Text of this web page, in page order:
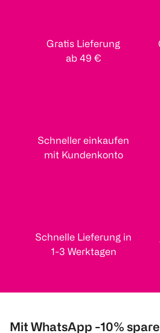
Gratis Lieferung
ab 49 €
Schneller einkaufen
mit Kundenkonto
Schnelle Lieferung in
1-3 Werktagen
Mit WhatsApp -10%